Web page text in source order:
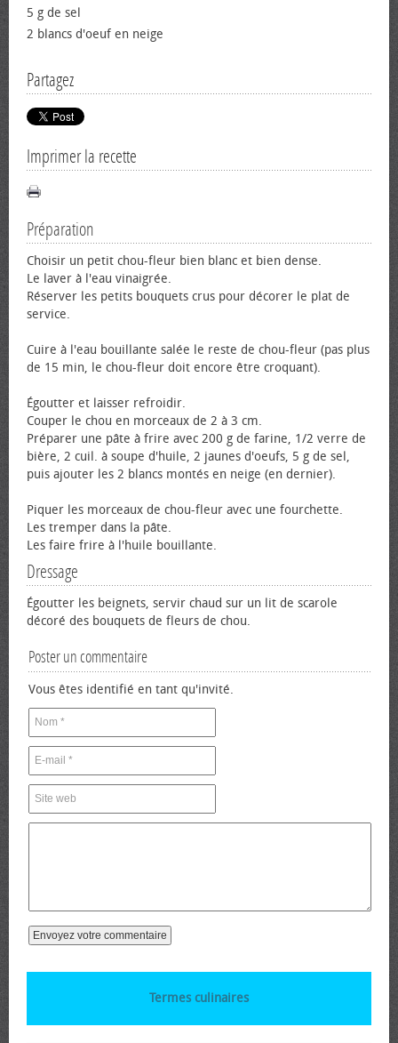
5 g de sel
2 blancs d'œuf en neige
Partagez
Imprimer la recette
Préparation
Choisir un petit chou-fleur bien blanc et bien dense.
Le laver à l'eau vinaigrée.
Réserver les petits bouquets crus pour décorer le plat de
service.
Cuire à l'eau bouillante salée le reste de chou-fleur (pas plus
de 15 min, le chou-fleur doit encore être croquant).
Égoutter et laisser refroidir.
Couper le chou en morceaux de 2 à 3 cm.
Préparer une pâte à frire avec 200 g de farine, 1/2 verre de
bière, 2 cuil. à soupe d'huile, 2 jaunes d'œufs, 5 g de sel,
puis ajouter les 2 blancs montés en neige (en dernier).
Piquer les morceaux de chou-fleur avec une fourchette.
Les tremper dans la pâte.
Les faire frire à l'huile bouillante.
Dressage
Égoutter les beignets, servir chaud sur un lit de scarole
décoré des bouquets de fleurs de chou.
Poster un commentaire
Vous êtes identifié en tant qu'invité.
Termes culinaires